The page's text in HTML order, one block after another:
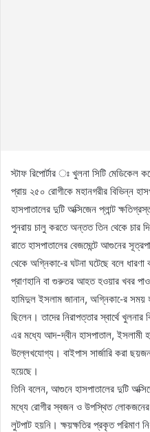
স্টাফ রিপোর্টার ঃ খুলনা সিটি মেডিকেল
প্রায় ২৫০ রোগীকে মহানগরীর বিভিন্ন
হাসপাতালের দুটি অক্সিজেন প্লান্ট
পুনরায় চালু করতে অন্তত তিন থেকে চার
রাতে হাসপাতালের বেজমেন্টে আগুনের
থেকে অগ্নিকা-ের ঘটনা ঘটেছে বলে
প্রাণহানি বা গুরুতর আহত হওয়ার খবর
হামিদুল ইসলাম জানান, অগ্নিকা-ের সময়
ছিলেন। তাদের নিরাপত্তার স্বার্থে
এর মধ্যে আদ-দ্বীন হাসপাতাল, ইসলামী
উল্লেখযোগ্য। বাইপাস সার্জারি করা
হয়েছে।
তিনি বলেন, আগুনে হাসপাতালের দুটি
মধ্যে রোগীর স্বজন ও উপস্থিত
লুটপাট হয়নি। ক্ষয়ক্ষতির প্রকৃত পরিমাণ